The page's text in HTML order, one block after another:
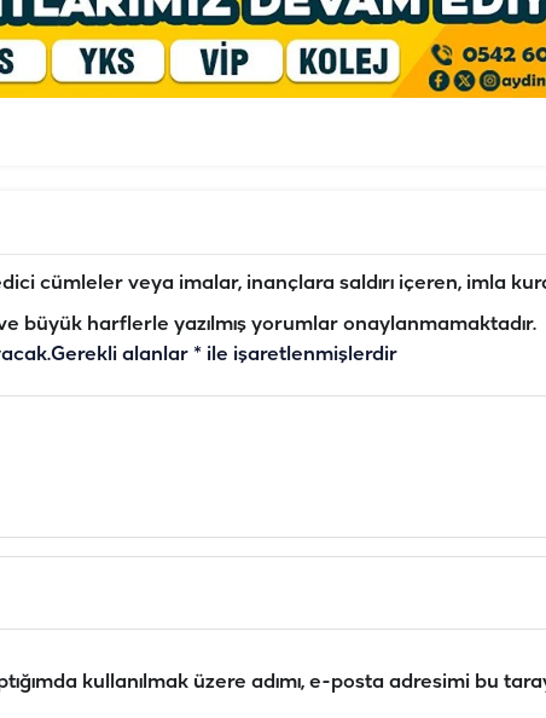
cümleler veya imalar, inançlara saldırı içeren, imla
büyük harflerle yazılmış yorumlar onaylanmamaktadır.
Gerekli alanlar * ile işaretlenmişlerdir
kullanılmak üzere adımı, e-posta adresimi bu